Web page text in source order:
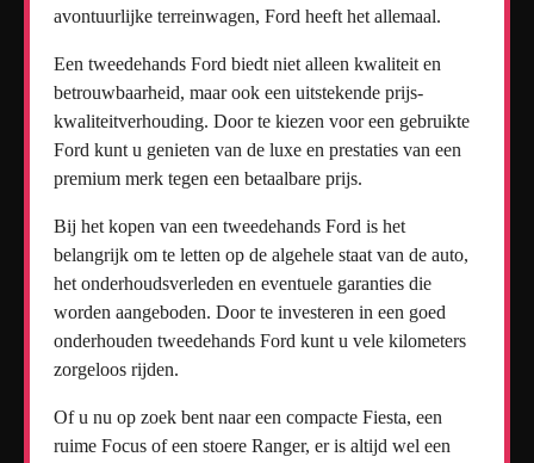
avontuurlijke terreinwagen, Ford heeft het allemaal.
Een tweedehands Ford biedt niet alleen kwaliteit en
betrouwbaarheid, maar ook een uitstekende prijs-
kwaliteitverhouding. Door te kiezen voor een gebruikte
Ford kunt u genieten van de luxe en prestaties van een
premium merk tegen een betaalbare prijs.
Bij het kopen van een tweedehands Ford is het
belangrijk om te letten op de algehele staat van de auto,
het onderhoudsverleden en eventuele garanties die
worden aangeboden. Door te investeren in een goed
onderhouden tweedehands Ford kunt u vele kilometers
zorgeloos rijden.
Of u nu op zoek bent naar een compacte Fiesta, een
ruime Focus of een stoere Ranger, er is altijd wel een